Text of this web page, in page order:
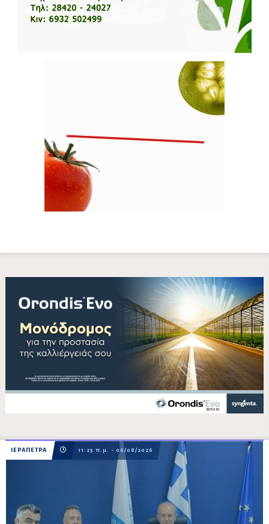
ΙΕΡΑΠΕΤΡΑ 11:25 π.μ. - 06/08/2026